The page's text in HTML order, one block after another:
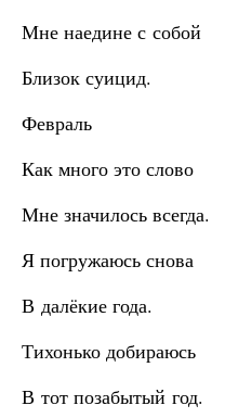
Мне наедине с собой
Близок суицид.
Февраль
Как много это слово
Мне значилось всегда.
Я погружаюсь снова
В далёкие года.
Тихонько добираюсь
В тот позабытый год.